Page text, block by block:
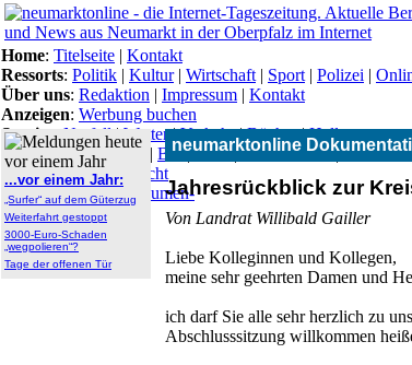
neumarktonline
Jahresrückblick zur
Von Landrat Willibald Gailler
Liebe Kolleginnen und Kollegen,
meine sehr geehrten Damen und
ich darf Sie alle sehr herzlich zu
Abschlusssitzung willkommen
...vor einem Jahr:
„Surfer“ auf dem Güterzug
Weiterfahrt gestoppt
3000-Euro-Schaden
„wegpolieren“?
Tage der offenen Tür
Home: Titelseite | Kontakt
Ressorts: Politik | Kultur| Wirtschaft | Sport | Polizei |
Über uns: Redaktion | Impressum | Kontakt
Anzeigen: Werbung buchen
Service: Notfall | Wetter|Verkehr|Bücher|Hallo
Themen:Arbeitsamt | BN|CSU|Freie Wähler|
Lokal-Links:Übersicht
Archiv:Archiv|Dokumen-
tationen